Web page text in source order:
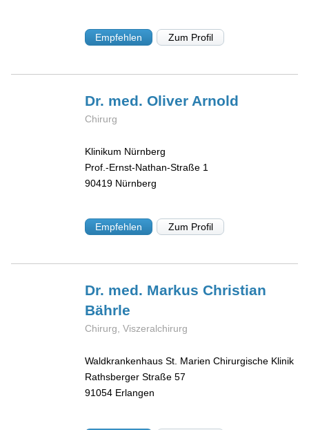
Empfehlen Zum Profil
Dr. med. Oliver Arnold
Chirurg
Klinikum Nürnberg
Prof.-Ernst-Nathan-Straße 1
90419 Nürnberg
Empfehlen Zum Profil
Dr. med. Markus Christian
Bährle
Chirurg, Viszeralchirurg
Waldkrankenhaus St. Marien Chirurgische Klinik
Rathsberger Straße 57
91054 Erlangen